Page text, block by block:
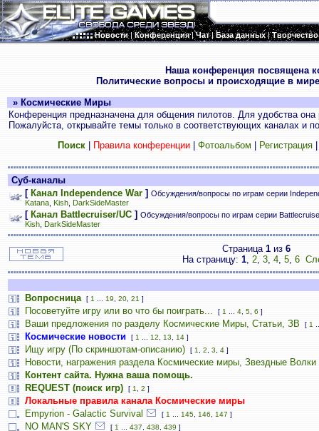
Новости|Конференция|Чат|База данных|Творчество
Наша конференция посвящена
Политические вопросы и происходящие в
» Космические Миры
Конференция предназначена для общения пилотов. Для удобства
Пожалуйста, открывайте темы только в соответствующих каналах и
Поиск| Правила конференции| Фотоальбом Регистрация
Суб-каналы
[ Канал Independence War ] Обсуждения/вопросы по играм серии
Katana Kish DarkSideMaster
[ Канал Battlecruiser/UC ] Обсуждения/вопросы по играм серии
Kish DarkSideMaster
Страница 1 из 6
На страницу: 1, 2, 3, 4, 5, 6
Вопросница [ 1 19 20 21 ]
Посоветуйте игру или во что бы поиграть... [ 1 4 5 6 ]
Ваши предложения по разделу Космические Миры, Статьи, ЗВ [ 1
Космические новости [ 1 12 13 14 ]
Ищу игру (По скриншотам-описанию) [ 1 2 3 4 ]
Новости, награжения раздела Космические миры, Звездные Волки
Контент сайта. Нужна ваша помощь.
REQUEST (поиск игр)
[ 1 2 ]
Локальные правила канала Космические миры
Empyrion - Galactic Survival
[ 1 145 146 147 ]
NO MAN'S SKY [ 1 437 438 439 ]